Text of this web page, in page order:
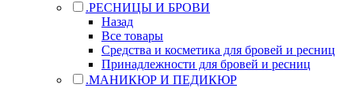
.РЕСНИЦЫ И БРОВИ
Назад
Все товары
Средства и косметика для бровей и ресниц
Принадлежности для бровей и ресниц
.МАНИКЮР И ПЕДИКЮР